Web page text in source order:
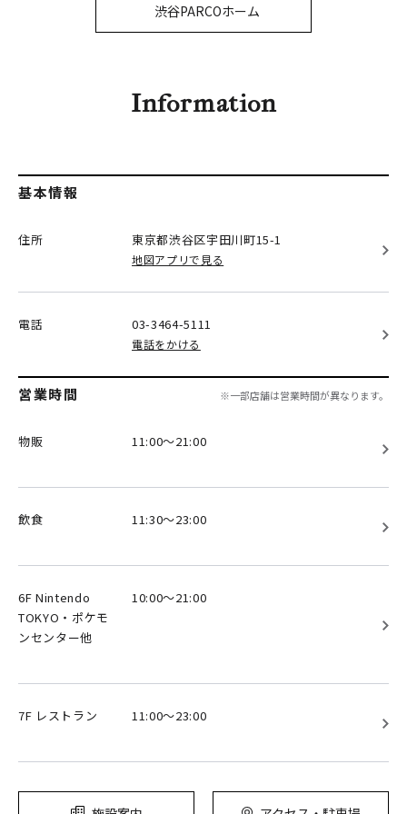
渋谷PARCOホーム
Information
基本情報
住所 東京都渋谷区宇田川町15-1
地図アプリで見る
電話 03-3464-5111
電話をかける
営業時間 ※一部店舗は営業時間が異なります。
物販 11:00～21:00
飲食 11:30～23:00
6F Nintendo
TOKYO・ポケモ
ンセンター他
10:00～21:00
7F レストラン 11:00～23:00